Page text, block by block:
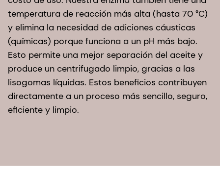
temperatura de reacción más alta (hasta 70 °C)
y elimina la necesidad de adiciones cáusticas
(químicas) porque funciona a un pH más bajo.
Esto permite una mejor separación del aceite y
produce un centrifugado limpio, gracias a las
lisogomas líquidas. Estos beneficios contribuyen
directamente a un proceso más sencillo, seguro,
eficiente y limpio.